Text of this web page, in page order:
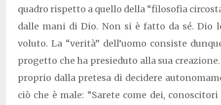
quadro rispetto a quello della “filosofia
dalle mani di Dio. Non si è fatto da sé. Dio
voluto. La “verità” dell’uomo consiste
progetto che ha presieduto alla sua
proprio dalla pretesa di decidere
ciò che è male: “Sarete come dei,